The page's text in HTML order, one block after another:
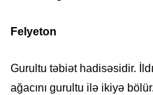
Felyeton
Gurultu təbiət hadisəsidir.
ağacını gurultu ilə ikiyə